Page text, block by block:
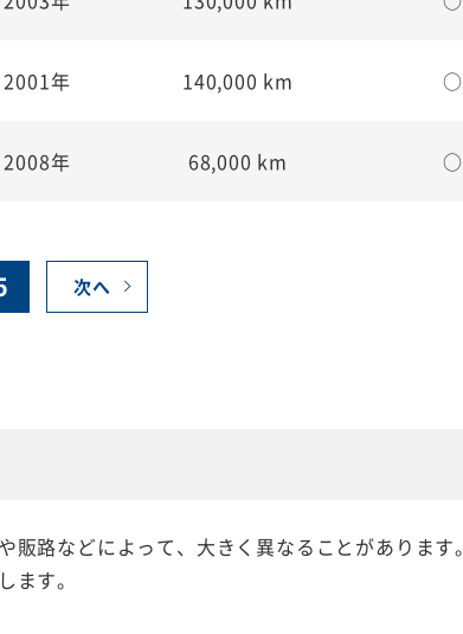
2001年 140,000 km ○
2008年 68,000 km ○
次へ
路などによって、大きく異なることがあります。
す。